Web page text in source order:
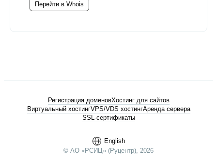
Перейти в Whois
English
© АО «РСИЦ» (Руцентр), 2026
Регистрация доменовХостинг для сайтов
Виртуальный хостингVPS/VDS хостингАренда сервера
SSL-сертификаты